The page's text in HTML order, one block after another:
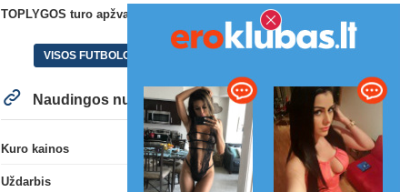
VISOS FUTBOLO NAUJIENOS
Naudingos nuorodos
Kuro kainos
Uždarbis